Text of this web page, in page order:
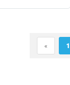
« 1